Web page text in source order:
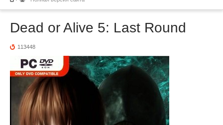
Dead or Alive 5: Last Round
113448